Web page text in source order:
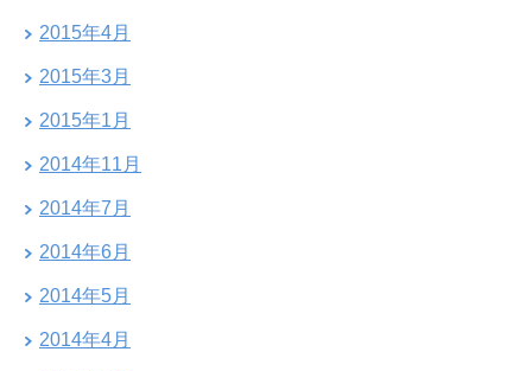
2015年4月
2015年3月
2015年1月
2014年11月
2014年7月
2014年6月
2014年5月
2014年4月